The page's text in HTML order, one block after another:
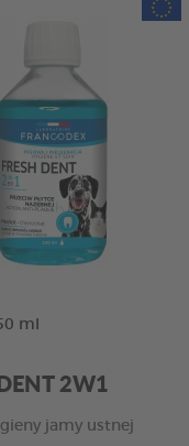
ml
2W1
jamy ustnej